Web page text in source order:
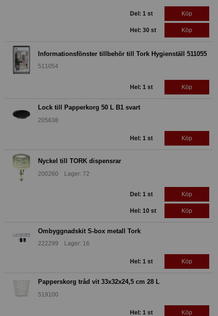
Del: 1 st Köp
Hel: 30 st Köp
Informationsfönster tillbehör till Tork Hygienställ 511055
511054
Hel: 1 st Köp
Lock till Papperkorg 50 L B1 svart
205638
Hel: 1 st Köp
Nyckel till TORK dispensrar
200260 Lager: 72
Del: 1 st Köp
Hel: 10 st Köp
Ombyggnadskit S-box metall Tork
222299 Lager: 16
Hel: 1 st Köp
Papperskorg tråd vit 33x32x24,5 cm 28 L
519100
Hel: 1 st Köp